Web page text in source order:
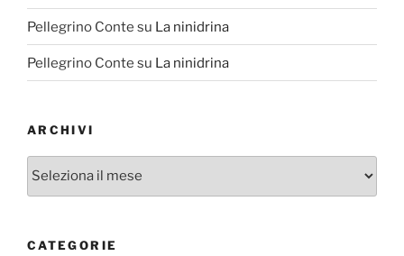
Pellegrino Conte su La ninidrina
Pellegrino Conte su La ninidrina
ARCHIVI
Archivi
CATEGORIE